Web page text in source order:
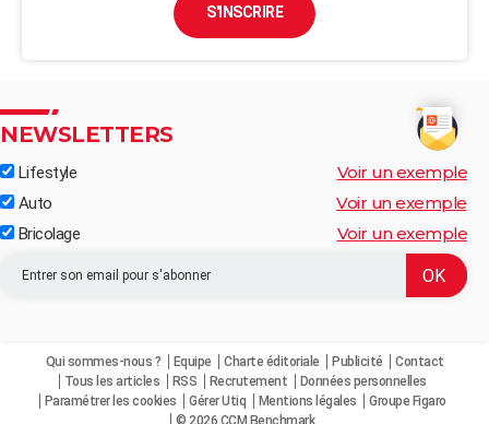
S'INSCRIRE
NEWSLETTERS
Lifestyle Voir un exemple
Auto Voir un exemple
Bricolage Voir un exemple
Qui sommes-nous ? Equipe Charte éditoriale Publicité
Contact
Tous les articles
RSS Recrutement
Données personnelles
Paramétrer les cookies
Gérer Utiq Mentions légales
Groupe Figaro
© 2026 CCM Benchmark